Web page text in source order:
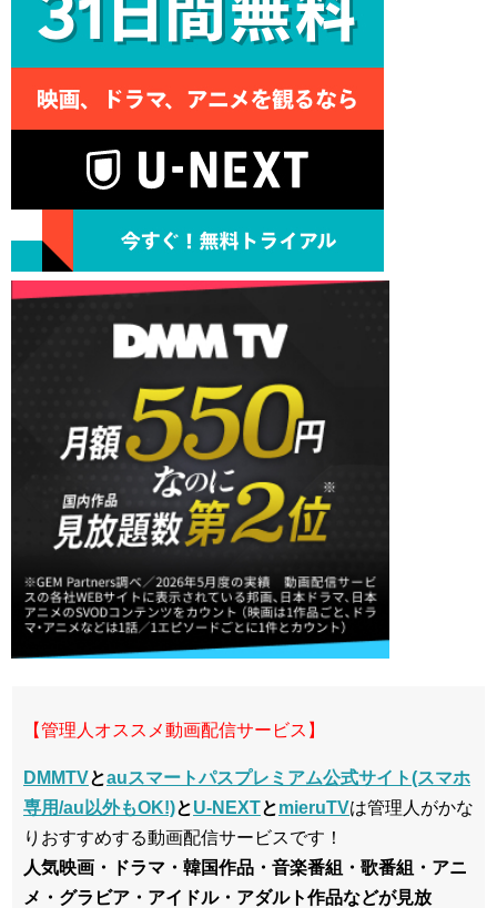
【管理人オススメ動画配信サービス】
DMMTVとauスマートパスプレミアム公式サイト(スマホ
専用/au以外もOK!)とU-NEXTとmieruTVは管理人がかな
りおすすめする動画配信サービスです！
人気映画・ドラマ・韓国作品・音楽番組・歌番組・アニ
メ・グラビア・アイドル・アダルト作品などが見放